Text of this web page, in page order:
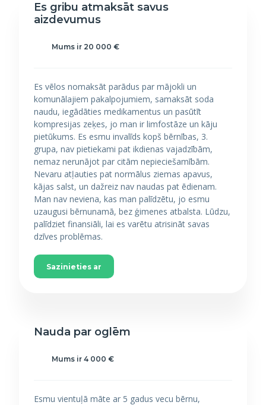
Es gribu atmaksāt savus
aizdevumus
Mums ir 20 000 €
Es vēlos nomaksāt parādus par mājokli un
komunālajiem pakalpojumiem, samaksāt soda
naudu, iegādāties medikamentus un pasūtīt
kompresijas zeķes, jo man ir limfostāze un kāju
pietūkums. Es esmu invalīds kopš bērnības, 3.
grupa, nav pietiekami pat ikdienas vajadzībām,
nemaz nerunājot par citām nepieciešamībām.
Nevaru atļauties pat normālus ziemas apavus,
kājas salst, un dažreiz nav naudas pat ēdienam.
Man nav neviena, kas man palīdzētu, jo esmu
uzaugusi bērnunamā, bez ģimenes atbalsta. Lūdzu,
palīdziet finansiāli, lai es varētu atrisināt savas
dzīves problēmas.
Sazinieties ar
Nauda par oglēm
Mums ir 4 000 €
Esmu vientuļā māte ar 5 gadus vecu bērnu,